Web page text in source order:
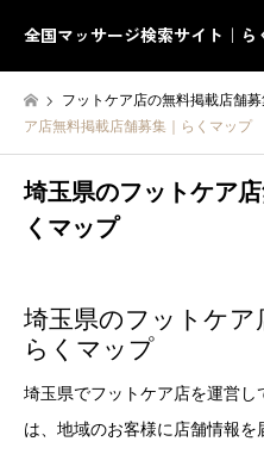
全国マッサージ検索サイト｜ら
フットケア店の無料掲載店舗
ア店無料掲載店舗募集｜らくマップ
埼玉県のフットケア
くマップ
埼玉県のフットケア
らくマップ
埼玉県でフットケア店を運営
は、地域のお客様に店舗情報